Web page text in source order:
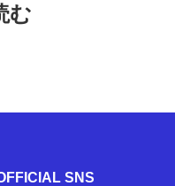
む
SNS